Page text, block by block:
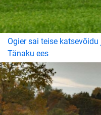
Ogier sai teise
Tänaku ees